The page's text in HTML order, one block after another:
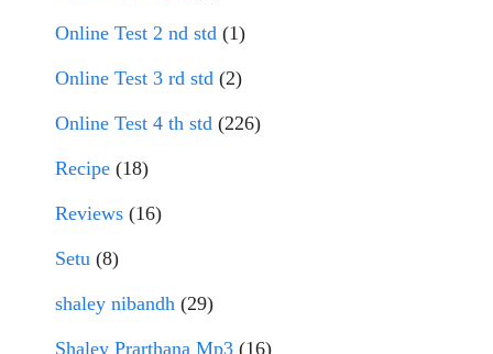
Online Test 2 nd std (1)
Online Test 3 rd std (2)
Online Test 4 th std (226)
Recipe (18)
Reviews (16)
Setu (8)
shaley nibandh (29)
Shaley Prarthana Mp3 (16)